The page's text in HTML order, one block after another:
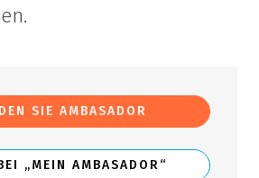
SIE AMBASADOR
„MEIN AMBASADOR“